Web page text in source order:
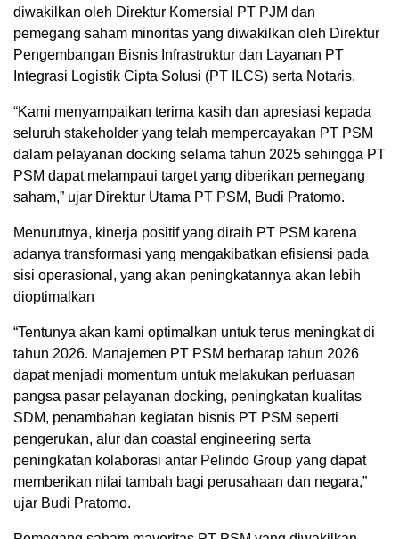
diwakilkan oleh Direktur Komersial PT PJM dan
pemegang saham minoritas yang diwakilkan oleh Direktur
Pengembangan Bisnis Infrastruktur dan Layanan PT
Integrasi Logistik Cipta Solusi (PT ILCS) serta Notaris.
“Kami menyampaikan terima kasih dan apresiasi kepada
seluruh stakeholder yang telah mempercayakan PT PSM
dalam pelayanan docking selama tahun 2025 sehingga PT
PSM dapat melampaui target yang diberikan pemegang
saham,” ujar Direktur Utama PT PSM, Budi Pratomo.
Menurutnya, kinerja positif yang diraih PT PSM karena
adanya transformasi yang mengakibatkan efisiensi pada
sisi operasional, yang akan peningkatannya akan lebih
dioptimalkan
“Tentunya akan kami optimalkan untuk terus meningkat di
tahun 2026. Manajemen PT PSM berharap tahun 2026
dapat menjadi momentum untuk melakukan perluasan
pangsa pasar pelayanan docking, peningkatan kualitas
SDM, penambahan kegiatan bisnis PT PSM seperti
pengerukan, alur dan coastal engineering serta
peningkatan kolaborasi antar Pelindo Group yang dapat
memberikan nilai tambah bagi perusahaan dan negara,”
ujar Budi Pratomo.